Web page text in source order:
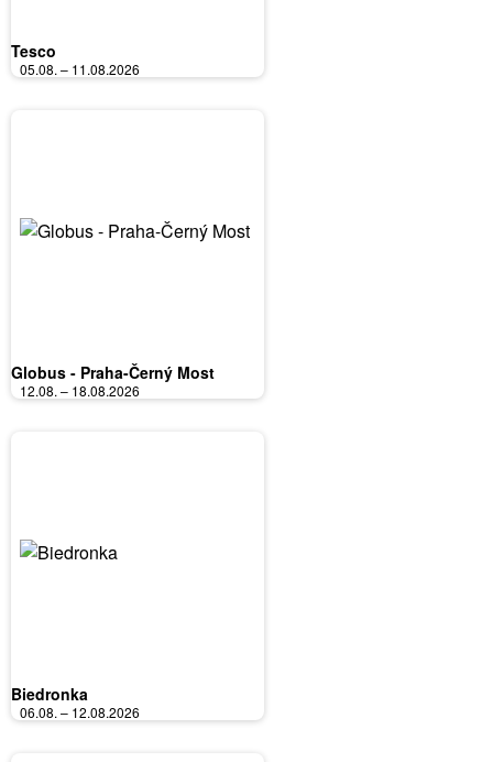
Tesco
05.08. – 11.08.2026
Globus - Praha-Černý Most
12.08. – 18.08.2026
Biedronka
06.08. – 12.08.2026